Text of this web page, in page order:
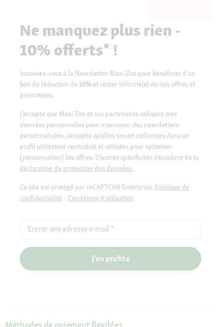
Ne manquez plus rien -
10% offerts* !
Inscrivez-vous à la Newsletter Maxi Zoo pour bénéficier d’un
bon de réduction de 10% et rester informé(e) de nos offres et
promotions.
J’accepte que Maxi Zoo et ses partenaires utilisent mes
données personnelles pour m’envoyer des newsletters
personnalisées, j’accepte qu’elles soient collectées dans un
profil utilisateur centralisé et utilisées pour optimiser
(personnaliser) les offres. D’autres spécificités découlent de la
déclaration de protection des données.
Ce site est protégé par reCAPTCHA Enterprise. Politique de
confidentialité - Conditions d'utilisation
Entrer une adresse e-mail *
J'en profite
Méthodes de paiement flexibles